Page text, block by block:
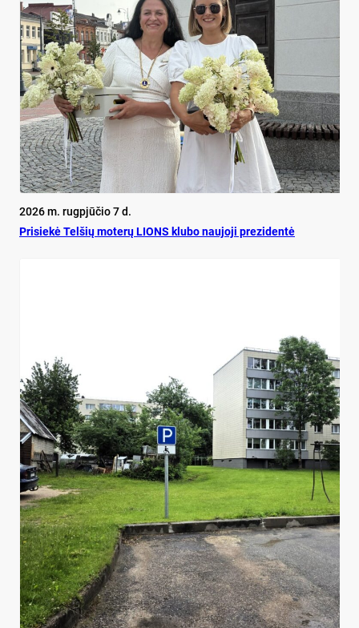
2026 m. rugpjūčio 7 d.
Pri­siekė Tel­šių mo­terų LIONS klu­bo nau­jo­ji pre­zi­dentė